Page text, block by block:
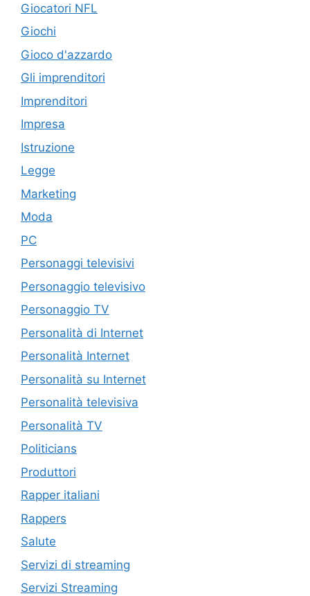
Giocatori NFL
Giochi
Gioco d'azzardo
Gli imprenditori
Imprenditori
Impresa
Istruzione
Legge
Marketing
Moda
PC
Personaggi televisivi
Personaggio televisivo
Personaggio TV
Personalità di Internet
Personalità Internet
Personalità su Internet
Personalità televisiva
Personalità TV
Politicians
Produttori
Rapper italiani
Rappers
Salute
Servizi di streaming
Servizi Streaming